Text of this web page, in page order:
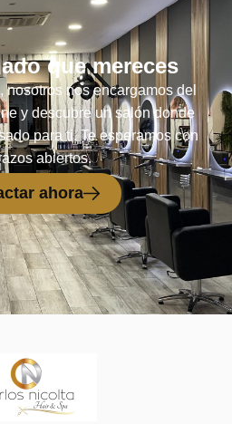
que mereces
nos encargamos del
y descubre un salón donde
para ti. Te esperamos con
abiertos.
ahora